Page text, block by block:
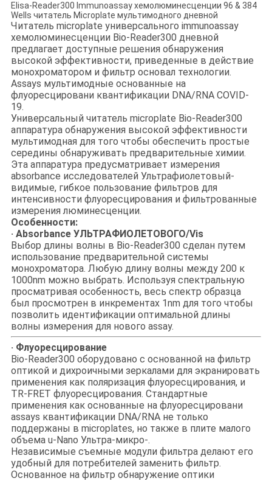
Elisa-Reader300 Immunoassay хемолюминесценции 96 & 384
Wells читатель Microplate мультимодного дневной
Читатель microplate универсального immunoassay
хемолюминесценции Bio-Reader300 дневной
предлагает доступные решения обнаружения
высокой эффективности, приведенные в действие
монохроматором и фильтр основал технологии.
Assays мультимодные основанные на
флуоресцировани квантификации DNA/RNA COVID-
19.
Универсальный читатель microplate Bio-Reader300
аппаратура обнаружения высокой эффективности
мультимодная для того чтобы обеспечить простые
середины обнаруживать предварительные химии.
Эта аппаратура предусматривает измерения
absorbance исследователей Ультрафиолетовый-
видимые, гибкое пользование фильтров для
интенсивности флуоресцирования и фильтрованные
измерения люминесценции.
Особенности:
· Absorbance УЛЬТРАФИОЛЕТОВОГО/Vis
Выбор длины волны в Bio-Reader300 сделан путем
использование предварительной системы
монохроматора. Любую длину волны между 200 к
1000nm можно выбрать. Используя спектральную
просматривая особенность, весь спектр образца
был просмотрен в инкрементах 1nm для того чтобы
позволить идентификации оптимальной длины
волны измерения для нового assay.
· Флуоресцирование
Bio-Reader300 оборудовано с основанной на фильтр
оптикой и дихроичными зеркалами для экранировать
применения как поляризация флуоресцирования, и
TR-FRET флуоресцирования. Стандартные
применения как основанные на флуоресцировани
assays квантификации DNA/RNA не только
поддержаны в microplates, но также в плите малого
объема u-Nano Ультра-микро-.
Независимые съемные модули фильтра делают его
удобный для потребителей заменить фильтр.
Основанное на фильтр обнаружение оптики